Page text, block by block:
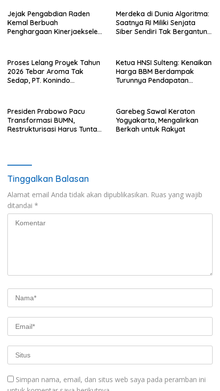
Jejak Pengabdian Raden
Kemal Berbuah
Penghargaan Kinerjaekselen
Merdeka di Dunia Algoritma:
Saatnya RI Miliki Senjata
Siber Sendiri Tak Bergantung
Proses Lelang Proyek Tahun
2026 Tebar Aroma Tak
Sedap, PT. Konindo
Ketua HNSI Sulteng: Kenaikan
Harga BBM Berdampak
Turunnya Pendapatan
Presiden Prabowo Pacu
Transformasi BUMN,
Restrukturisasi Harus Tuntas
Garebeg Sawal Keraton
Yogyakarta, Mengalirkan
Berkah untuk Rakyat
Tinggalkan Balasan
Alamat email Anda tidak akan dipublikasikan. Ruas yang wajib
ditandai *
Simpan nama, email, dan situs web saya pada peramban ini